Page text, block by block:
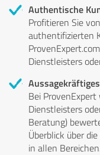
Authentische
Profitieren Sie
authentifizierten
Dienstleisters
Bei
Dienstleisters
Beratung)
Überblick über
in allen